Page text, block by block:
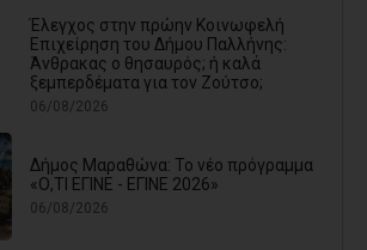
Έλεγχος στην πρώην Κοινωφελή
Επιχείρηση του Δήμου Παλλήνης:
Άνθρακας ο θησαυρός; ή καλά
ξεμπερδέματα για τον Ζούτσο;
06/08/2026
Δήμος Μαραθώνα: Το νέο πρόγραμμα
«Ο,ΤΙ ΕΓΙΝΕ - ΕΓΙΝΕ 2026»
06/08/2026